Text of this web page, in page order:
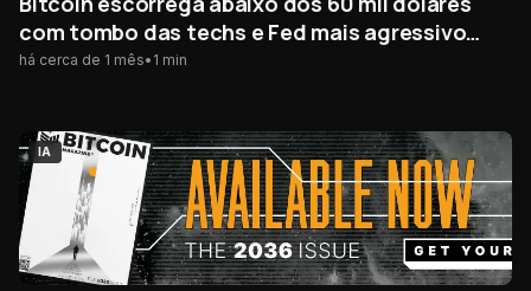
com tombo das techs e Fed mais agressivo
atingindo o mercado cripto
há cerca de 1 mês• 1 min
IA